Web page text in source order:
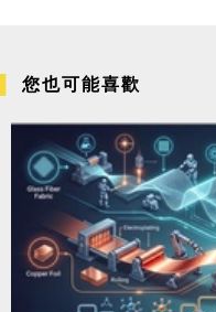
您也可能喜歡